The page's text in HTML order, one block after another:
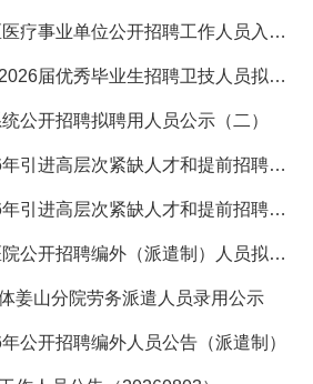
2026年嘉兴市秀洲区医疗事业单位公开招聘工作人员入围面试资格
东阳市卫健系统面向2026届优秀毕业生招聘卫技人员拟聘用人员公
公开招聘拟聘用人员公示（二）
乐清市卫健系统2026年引进高层次紧缺人才和提前招聘医疗卫生类
乐清市卫健系统2026年引进高层次紧缺人才和提前招聘医疗卫生类
2026年宁波市第六医院公开招聘编外（派遣制）人员拟录用公示
姜山分院劳务派遣人员录用公示
公开招聘编外人员公告（派遣制）